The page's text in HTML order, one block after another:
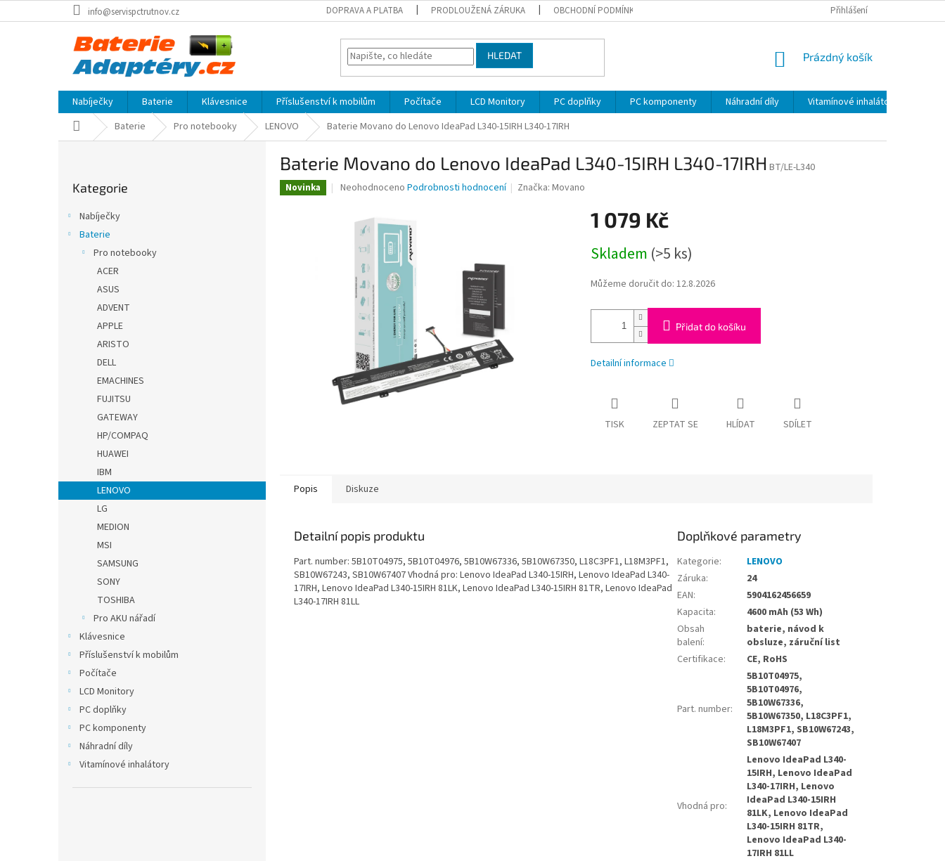
na
info@servispctrutnov.cz DOPRAVA A PLATBA PRODLOUŽENÁ ZÁRUKA OBCHODNÍ PODMÍNKY VRÁCENÍ ZBOŽÍ VE 14
Přihlášení
HLEDAT
NÁKUPNÍ
Prázdný košík
Nabíječky Baterie Klávesnice Příslušenství k mobilům Počítače LCD Monitory PC doplňky PC komponenty Náhradní díly
Vitamínové inhalátory
Domů Baterie Pro notebooky LENOVO Baterie Movano do Lenovo IdeaPad L340-15IRH L340-17IRH
kategorie
Kategorie
Nabíječky
Baterie
Pro notebooky
ACER
ASUS
ADVENT
APPLE
ARISTO
DELL
EMACHINES
FUJITSU
GATEWAY
HP/COMPAQ
HUAWEI
IBM
LENOVO
LG
MEDION
MSI
SAMSUNG
SONY
TOSHIBA
Pro AKU nářadí
Klávesnice
Příslušenství k mobilům
Počítače
LCD Monitory
PC doplňky
PC komponenty
Náhradní díly
Vitamínové inhalátory
Baterie Movano do Lenovo IdeaPad L340-15IRH L340-17IRH BT/LE-L340
Novinka
Průměrné
hvězdiček.
Neohodnoceno Podrobnosti hodnocení Značka:Movano
1 079 Kč
cena:
Skladem (>5 ks)
Můžeme doručit do: 12.8.2026
Přidat do košíku
Detailní informace
TISK ZEPTAT SE HLÍDAT SDÍLET
Popis Diskuze
Detailní popis produktu
Part. number: 5B10T04975, 5B10T04976, 5B10W67336, 5B10W67350, L18C3PF1, L18M3PF1,
SB10W67243, SB10W67407 Vhodná pro: Lenovo IdeaPad L340-15IRH, Lenovo IdeaPad L340-
17IRH, Lenovo IdeaPad L340-15IRH 81LK, Lenovo IdeaPad L340-15IRH 81TR, Lenovo IdeaPad
L340-17IRH 81LL
Doplňkové parametry
Kategorie:
LENOVO
Záruka:
24
EAN:
5904162456659
Kapacita:
4600 mAh (53 Wh)
Obsah
balení:
baterie, návod k
obsluze, záruční list
Certifikace: CE, RoHS
Part. number:
5B10T04975,
5B10T04976,
5B10W67336,
5B10W67350, L18C3PF1,
L18M3PF1, SB10W67243,
SB10W67407
Vhodná pro:
Lenovo IdeaPad L340-
15IRH, Lenovo IdeaPad
L340-17IRH, Lenovo
IdeaPad L340-15IRH
81LK, Lenovo IdeaPad
L340-15IRH 81TR,
Lenovo IdeaPad L340-
17IRH 81LL